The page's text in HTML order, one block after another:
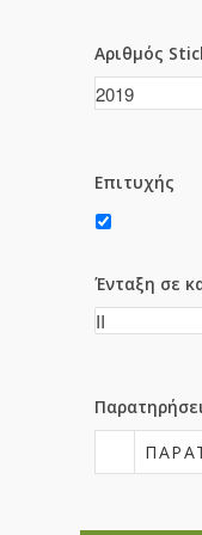
Αριθμός
Επιτυχής
Ένταξη σε